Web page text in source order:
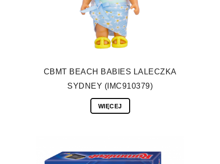
CBMT BEACH BABIES LALECZKA
SYDNEY (IMC910379)
WIĘCEJ